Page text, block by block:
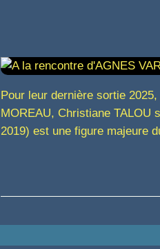
Pour leur dernière sortie
MOREAU, Christiane TALOU
2019) est une figure majeure